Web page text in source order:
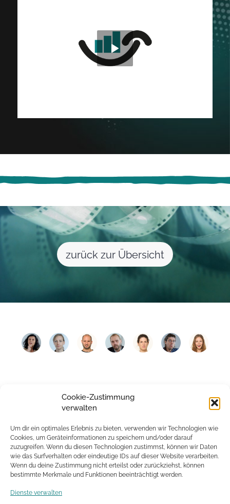
Cookie-Zustimmung
verwalten
Um dir ein optimales Erlebnis zu bieten, verwenden wir Technologien wie
Cookies, um Geräteinformationen zu speichern und/oder darauf
zuzugreifen. Wenn du diesen Technologien zustimmst, können wir Daten
wie das Surfverhalten oder eindeutige IDs auf dieser Website verarbeiten.
Wenn du deine Zustimmung nicht erteilst oder zurückziehst, können
bestimmte Merkmale und Funktionen beeinträchtigt werden.
Dienste verwalten
zurück zur Übersicht